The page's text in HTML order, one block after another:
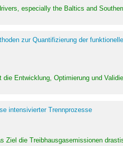
especially the Baltics and
zur Quantifizierung der
Entwicklung, Optimierung und
intensivierter Trennprozesse
Ziel die Treibhausgasemissionen